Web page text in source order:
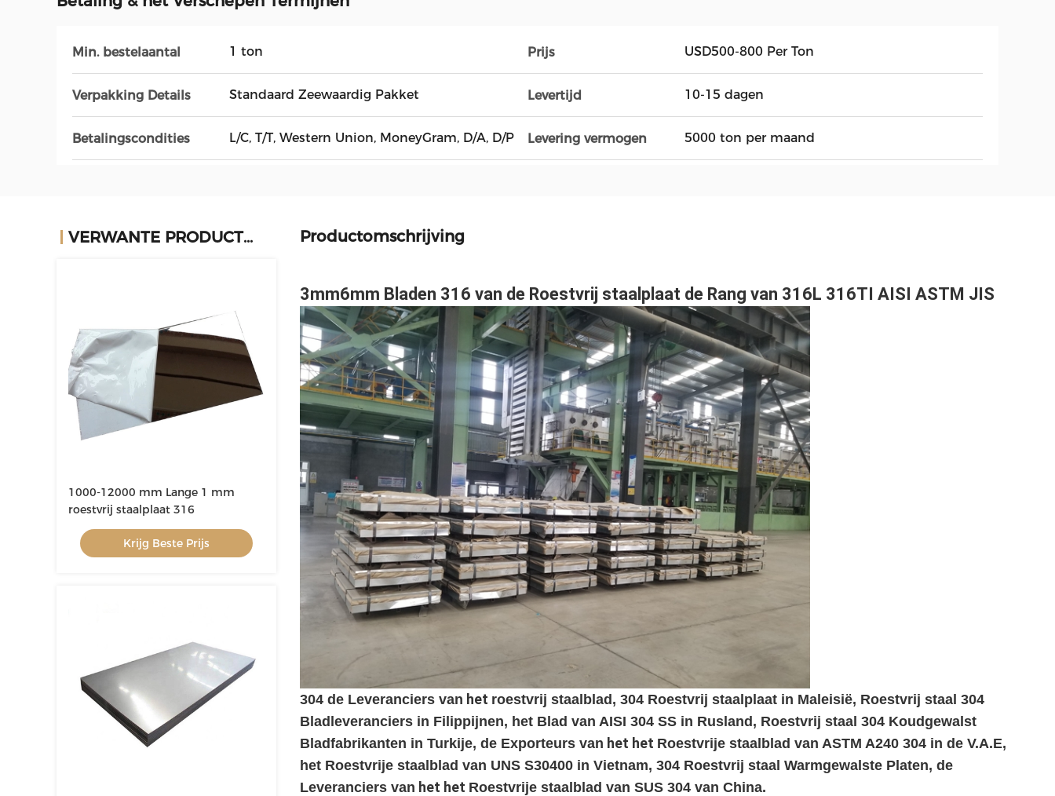
Min. bestelaantal 1 ton Prijs USD500-800 Per Ton
Verpakking Details Standaard Zeewaardig Pakket Levertijd 10-15 dagen
Betalingscondities L/C, T/T, Western Union, MoneyGram, D/A, D/P Levering vermogen 5000 ton per maand
VERWANTE PRODUCTEN
1000-12000 mm Lange 1 mm
roestvrij staalplaat 316
Krijg Beste Prijs
Productomschrijving
3mm6mm Bladen 316 van de Roestvrij staalplaat de Rang van 316L 316TI AISI ASTM JIS
304 de Leveranciers van het roestvrij staalblad, 304 Roestvrij staalplaat in Maleisië, Roestvrij staal 304
Bladleveranciers in Filippijnen, het Blad van AISI 304 SS in Rusland, Roestvrij staal 304 Koudgewalst
Bladfabrikanten in Turkije, de Exporteurs van het het Roestvrije staalblad van ASTM A240 304 in de V.A.E,
het Roestvrije staalblad van UNS S30400 in Vietnam, 304 Roestvrij staal Warmgewalste Platen, de
Leveranciers van het het Roestvrije staalblad van SUS 304 van China.